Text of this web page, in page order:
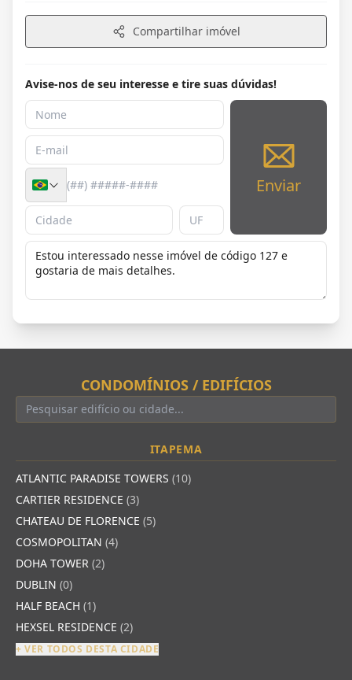
Compartilhar imóvel
Avise-nos de seu interesse e tire suas dúvidas!
Enviar
CONDOMÍNIOS / EDIFÍCIOS
ITAPEMA
ATLANTIC PARADISE TOWERS (10)
CARTIER RESIDENCE (3)
CHATEAU DE FLORENCE (5)
COSMOPOLITAN (4)
DOHA TOWER (2)
DUBLIN (0)
HALF BEACH (1)
HEXSEL RESIDENCE (2)
+ VER TODOS DESTA CIDADE